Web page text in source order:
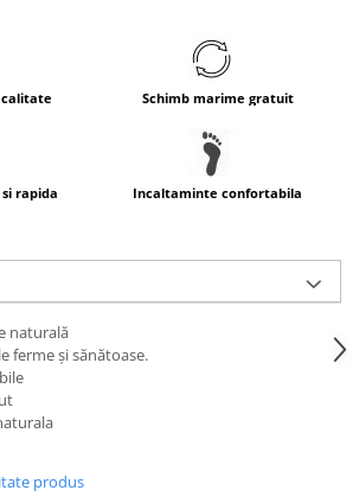
calitate Schimb marime gratuit
rapida Incaltaminte confortabila
naturală
ferme şi sănătoase.
produs